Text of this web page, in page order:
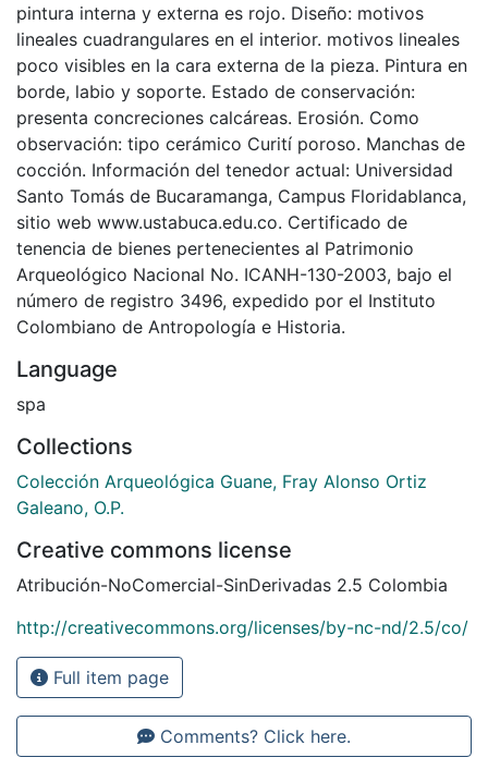
pintura interna y externa es rojo. Diseño: motivos
lineales cuadrangulares en el interior. motivos lineales
poco visibles en la cara externa de la pieza. Pintura en
borde, labio y soporte. Estado de conservación:
presenta concreciones calcáreas. Erosión. Como
observación: tipo cerámico Curití poroso. Manchas de
cocción. Información del tenedor actual: Universidad
Santo Tomás de Bucaramanga, Campus Floridablanca,
sitio web www.ustabuca.edu.co. Certificado de
tenencia de bienes pertenecientes al Patrimonio
Arqueológico Nacional No. ICANH-130-2003, bajo el
número de registro 3496, expedido por el Instituto
Colombiano de Antropología e Historia.
Language
spa
Collections
Colección Arqueológica Guane, Fray Alonso Ortiz
Galeano, O.P.
Creative commons license
Atribución-NoComercial-SinDerivadas 2.5 Colombia
http://creativecommons.org/licenses/by-nc-nd/2.5/co/
Full item page
Comments? Click here.